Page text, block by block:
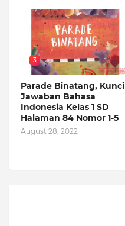
3
Parade Binatang, Kunci
Jawaban Bahasa
Indonesia Kelas 1 SD
Halaman 84 Nomor 1-5
August 28, 2022